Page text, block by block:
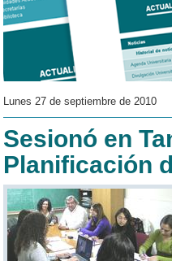
Lunes 27 de septiembre de 2010
Sesionó en
Planificación